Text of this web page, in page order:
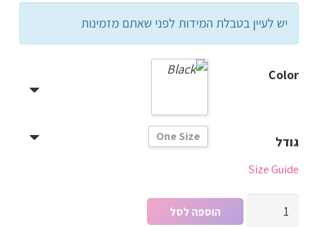
יש לעיין בטבלת המידות לפני שאתם מזמינות
Color
גודל One Size
Size Guide
הוספה לסל